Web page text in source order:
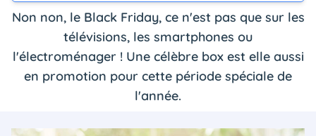
Non non, le Black Friday, ce n'est pas que sur les
télévisions, les smartphones ou
l'électroménager ! Une célèbre box est elle aussi
en promotion pour cette période spéciale de
l'année.